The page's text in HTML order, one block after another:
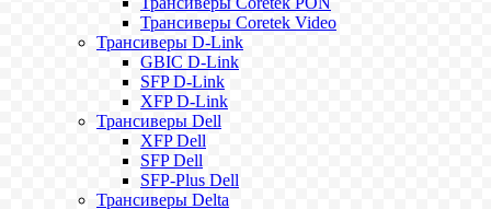
Трансиверы Coretek Video
Трансиверы D-Link
GBIC D-Link
SFP D-Link
XFP D-Link
Трансиверы Dell
XFP Dell
SFP Dell
SFP-Plus Dell
Трансиверы Delta